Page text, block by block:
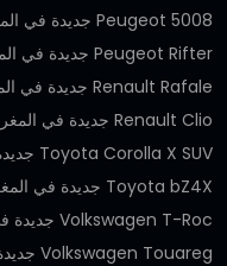
Peugeot 5008 جديدة في المغرب
Peugeot Rifter جديدة في المغرب
Renault Rafale جديدة في المغرب
Renault Clio جديدة في المغرب
Toyota Corolla X SUV جديدة في المغرب
Toyota bZ4X جديدة في المغرب
Volkswagen T-Roc جديدة في المغرب
Volkswagen Touareg جديدة في المغرب